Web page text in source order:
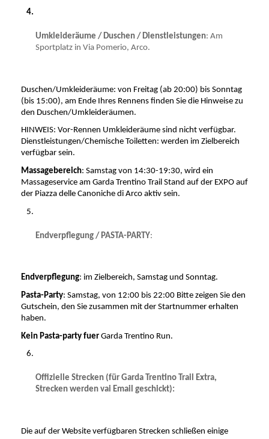
Umkleideräume / Duschen / Dienstleistungen: Am
Sportplatz in Via Pomerio, Arco.
Duschen/Umkleideräume: von Freitag (ab 20:00) bis Sonntag
(bis 15:00), am Ende Ihres Rennens finden Sie die Hinweise zu
den Duschen/Umkleideräumen.
HINWEIS: Vor-Rennen Umkleideräume sind nicht verfügbar.
Dienstleistungen/Chemische Toiletten: werden im Zielbereich
verfügbar sein.
Massagebereich: Samstag von 14:30-19:30, wird ein
Massageservice am Garda Trentino Trail Stand auf der EXPO auf
der Piazza delle Canoniche di Arco aktiv sein.
Endverpflegung / PASTA-PARTY:
Endverpflegung: im Zielbereich, Samstag und Sonntag.
Pasta-Party: Samstag, von 12:00 bis 22:00 Bitte zeigen Sie den
Gutschein, den Sie zusammen mit der Startnummer erhalten
haben.
Kein Pasta-party fuer Garda Trentino Run.
Offizielle Strecken (für Garda Trentino Trail Extra,
Strecken werden vai Email geschickt):
Die auf der Website verfügbaren Strecken schließen einige